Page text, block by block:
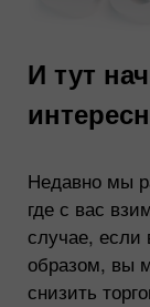
И тут
Недавно мы
где с вас
случае, если
образом, вы
снизить